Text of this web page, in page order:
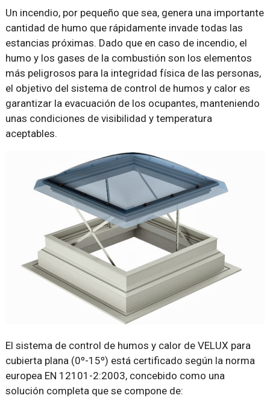
Un incendio, por pequeño que sea, genera una importante
cantidad de humo que rápidamente invade todas las
estancias próximas. Dado que en caso de incendio, el
humo y los gases de la combustión son los elementos
más peligrosos para la integridad física de las personas,
el objetivo del sistema de control de humos y calor es
garantizar la evacuación de los ocupantes, manteniendo
unas condiciones de visibilidad y temperatura
aceptables.
El sistema de control de humos y calor de VELUX para
cubierta plana (0º-15º) está certificado según la norma
europea EN 12101-2:2003, concebido como una
solución completa que se compone de: